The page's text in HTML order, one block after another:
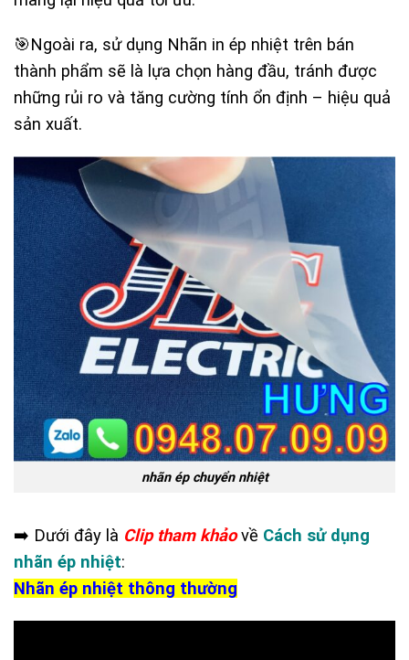
🎯Ngoài ra, sử dụng Nhãn in ép nhiệt trên bán
thành phẩm sẽ là lựa chọn hàng đầu, tránh được
những rủi ro và tăng cường tính ổn định – hiệu quả
sản xuất.
nhãn ép chuyển nhiệt
➡️ Dưới đây là Clip tham khảovề Cách sử dụng
nhãn ép nhiệt:
Nhãn ép nhiệt thông thường